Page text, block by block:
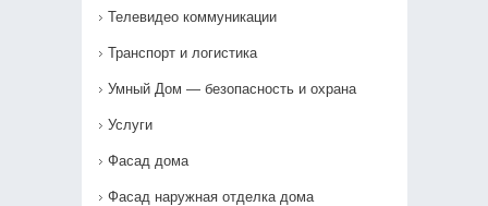
Телевидео коммуникации
Транспорт и логистика
Умный Дом — безопасность и охрана
Услуги
Фасад дома
Фасад наружная отделка дома